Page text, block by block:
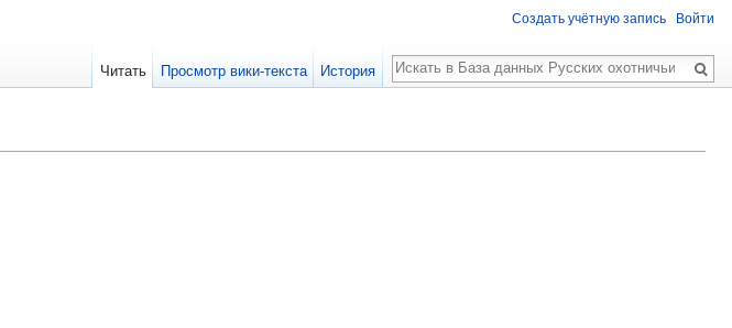
Создать учётную запись Войти
Читать Просмотр вики-текста История
Поиск